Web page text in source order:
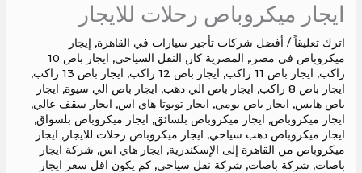
ايجار ميكروباص رحلات للايجار
اترك تعليقاً / أفضل شركات تأجير سيارات في القاهرة, إيجار
ميكروباص في مصر., المصرية كار, النقل السياحي,
ايجار باص 10
راكب, ايجار باص 11 راكب , ايجار باص 12 راكب , ايجار باص 13 راكب
,
ايجار باص 8 راكب
, ايجار باص الي دهب, ايجار باص الي سيوة, ايجار
باص هايس, ايجار باص يومي, ايجار تويوتا هاي اس, ايجار سقف عالي,
ايجار ميكروباص, ايجار ميكروباص بلسائق, ايجار ميكروباص بلسواق,
ايجار ميكروباص دهب سياحي, ايجار ميكروباص رحلات للايجار, ايجار
ميكروباص من القاهرة إلى الإسكندرية, ايجار هاي اس, شركة ايجار
باصات, شركة باصات, شركة نقل سياحي,كم يكون اقل سعر ايجار